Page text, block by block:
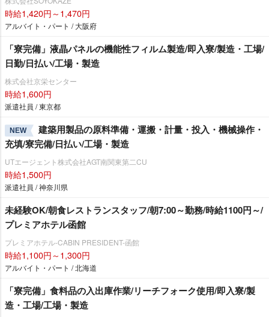
時給1,420円～1,470円
アルバイト・パート / 大阪府
「寮完備」液晶パネルの機能性フィルム製造/即入寮/製造・工場/
日勤/日払い/工場・製造
株式会社京栄センター
時給1,600円
派遣社員 / 東京都
NEW
建築用製品の原料準備・運搬・計量・投入・機械操作・
充填/寮完備/日払い/工場・製造
UTエージェント株式会社AGT南関東第二CU
時給1,500円
派遣社員 / 神奈川県
未経験OK/朝食レストランスタッフ/朝7:00～勤務/時給1100円～/
プレミアホテル函館
プレミアホテル-CABIN PRESIDENT-函館
時給1,100円～1,300円
アルバイト・パート / 北海道
「寮完備」食料品の入出庫作業/リーチフォーク使用/即入寮/製
造・工場/工場・製造